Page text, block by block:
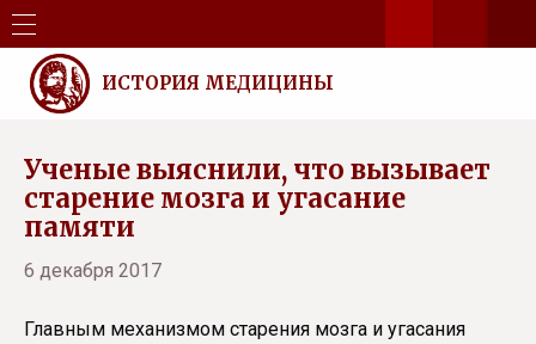
ИСТОРИЯ МЕДИЦИНЫ
Ученые выяснили, что вызывает
старение мозга и угасание
памяти
6 декабря 2017
Главным механизмом старения мозга и угасания